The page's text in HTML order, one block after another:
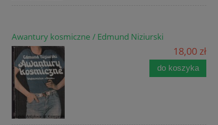
Awantury kosmiczne / Edmund Niziurski
18,00 zł
do koszyka